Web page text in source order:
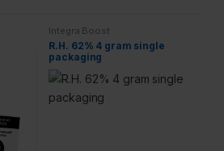
Integra Boost
R.H. 62% 4 gram single
packaging